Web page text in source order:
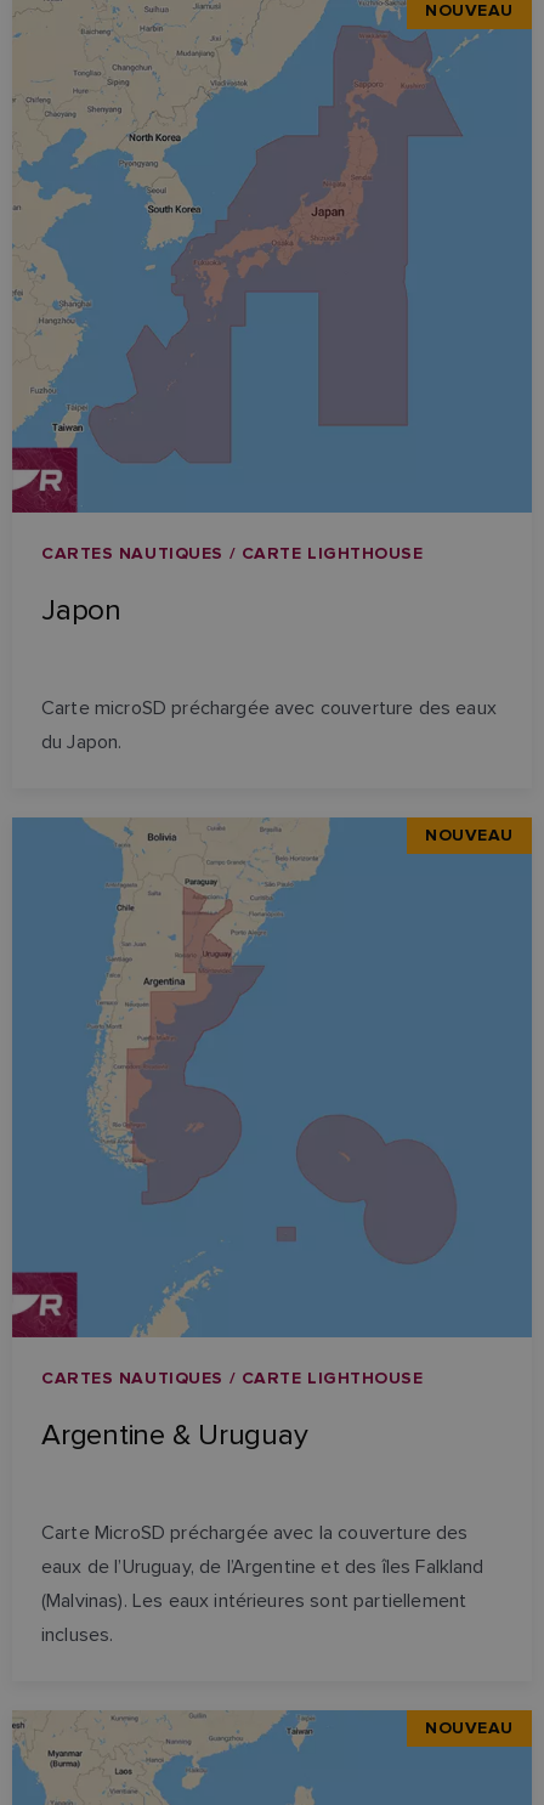
NOUVEAU
CARTES NAUTIQUES / CARTE LIGHTHOUSE
Japon
Carte microSD préchargée avec couverture des eaux
du Japon.
NOUVEAU
CARTES NAUTIQUES / CARTE LIGHTHOUSE
Argentine & Uruguay
Carte MicroSD préchargée avec la couverture des
eaux de l’Uruguay, de l’Argentine et des îles Falkland
(Malvinas). Les eaux intérieures sont partiellement
incluses.
NOUVEAU